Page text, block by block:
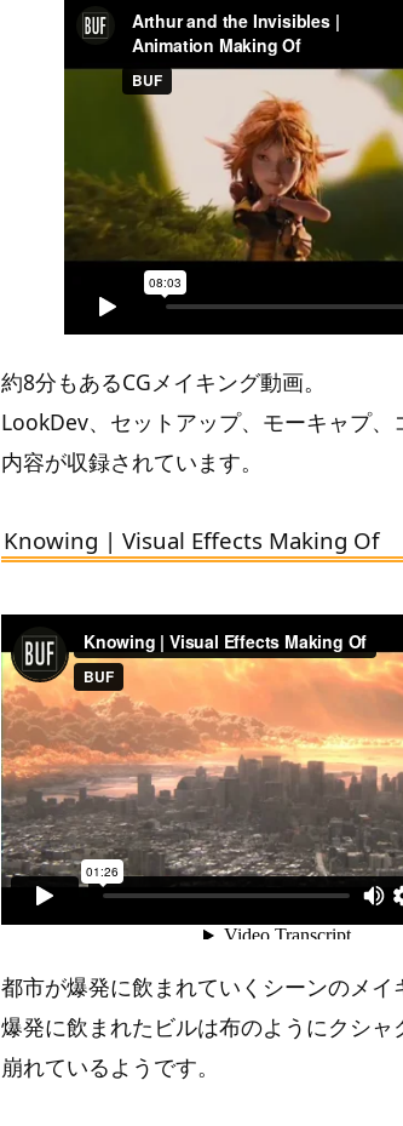
約8分もあるCGメイキング動画。
LookDev、セットアップ、モーキャプ、
内容が収録されています。
Knowing | Visual Effects Making Of
都市が爆発に飲まれていくシーンのメイ
爆発に飲まれたビルは布のようにクシャ
崩れているようです。